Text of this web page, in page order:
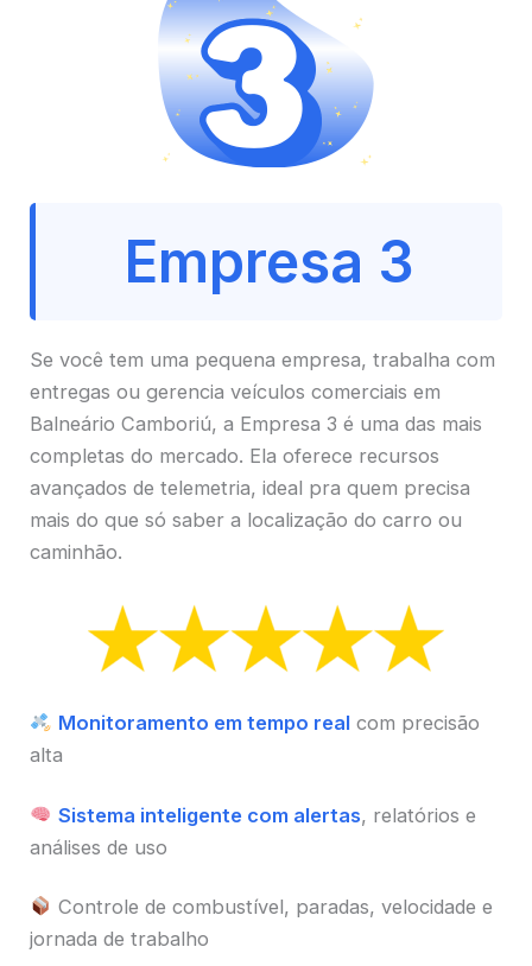
Empresa 3
Se você tem uma pequena empresa, trabalha com
entregas ou gerencia veículos comerciais em
Balneário Camboriú, a Empresa 3 é uma das mais
completas do mercado. Ela oferece recursos
avançados de telemetria, ideal pra quem precisa
mais do que só saber a localização do carro ou
caminhão.
Monitoramento em tempo realcom precisão
alta
Sistema inteligente com alertas, relatórios e
análises de uso
Controle de combustível, paradas, velocidade e
jornada de trabalho